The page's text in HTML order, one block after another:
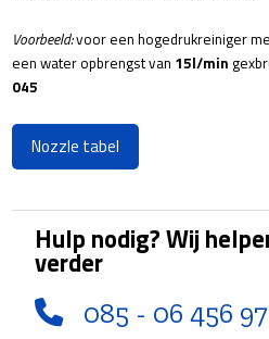
Voorbeeld:voor een hogedrukreiniger
een water opbrengst van 15l/min
045
Nozzle tabel
Hulp nodig? Wij
verder
085 - 06 456 97